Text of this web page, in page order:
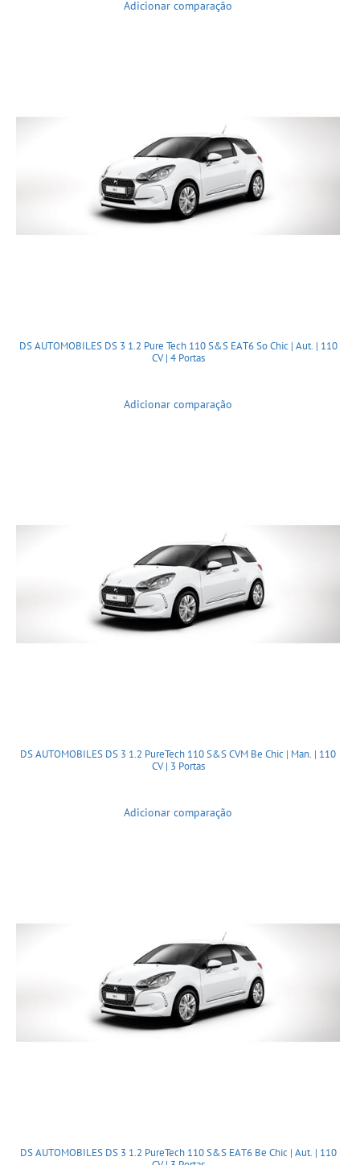
Adicionar comparação
DS AUTOMOBILES DS 3 1.2 Pure Tech 110 S&S EAT6 So Chic | Aut. | 110
CV | 4 Portas
Adicionar comparação
DS AUTOMOBILES DS 3 1.2 PureTech 110 S&S CVM Be Chic | Man. | 110
CV | 3 Portas
Adicionar comparação
DS AUTOMOBILES DS 3 1.2 PureTech 110 S&S EAT6 Be Chic | Aut. | 110